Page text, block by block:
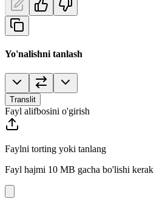
Yo'nalishni tanlash
Translit
Fayl alifbosini o'girish
Faylni torting yoki tanlang
Fayl hajmi 10 MB gacha bo'lishi kerak